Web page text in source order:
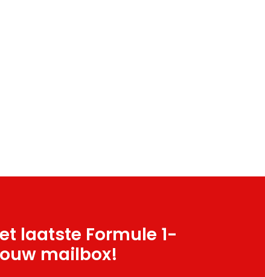
laatste Formule 1-
mailbox!